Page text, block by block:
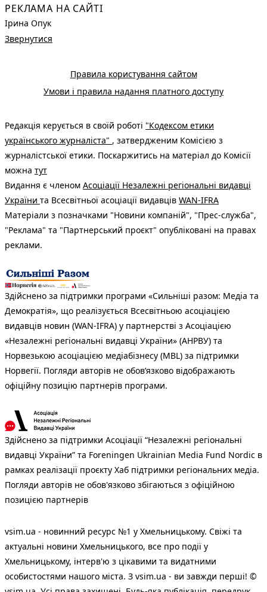
РЕКЛАМА НА САЙТІ
Ірина Опук
Звернутися
Правила користування сайтом
Умови і правила надання платного доступу
Редакція керується в своїй роботі "Кодексом етики
українського журналіста" , затвердженим Комісією з
журналістської етики. Поскаржитись на матеріал до Комісії
можна тут
Видання є членом Асоціації Незалежні регіональні видавці
України та Всесвітньої асоціації видавців WAN-IFRA
Матеріали з позначками "Новини компаній", "Прес-служба",
"Реклама" та "Партнерський проєкт" опубліковані на правах
реклами.
Здійснено за підтримки програми «Сильніші разом: Медіа та
Демократія», що реалізується Всесвітньою асоціацією
видавців новин (WAN-IFRA) у партнерстві з Асоціацією
«Незалежні регіональні видавці України» (АНРВУ) та
Норвезькою асоціацією медіабізнесу (MBL) за підтримки
Норвегії. Погляди авторів не обов’язково відображають
офіційну позицію партнерів програми.
Здійснено за підтримки Асоціації “Незалежні регіональні
видавці України” та Foreningen Ukrainian Media Fund Nordic в
рамках реалізації проєкту Хаб підтримки регіональних медіа.
Погляди авторів не обов'язково збігаються з офіційною
позицією партнерів
vsim.ua - новинний ресурс №1 у Хмельницькому. Свіжі та
актуальні новини Хмельницького, все про події у
Хмельницькому, інтерв'ю з цікавими та видатними
особистостями нашого міста. З vsim.ua - ви завжди перші! ©